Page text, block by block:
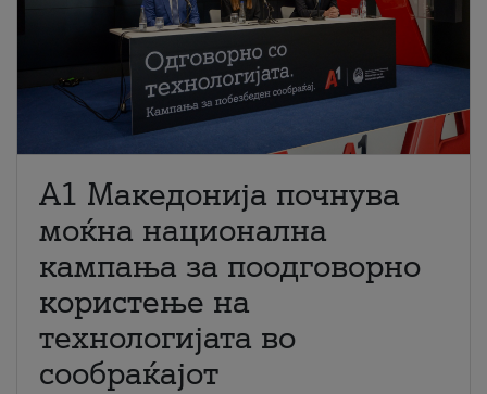
A1 Македонија почнува
моќна национална
кампања за поодговорно
користење на
технологијата во
сообраќајот